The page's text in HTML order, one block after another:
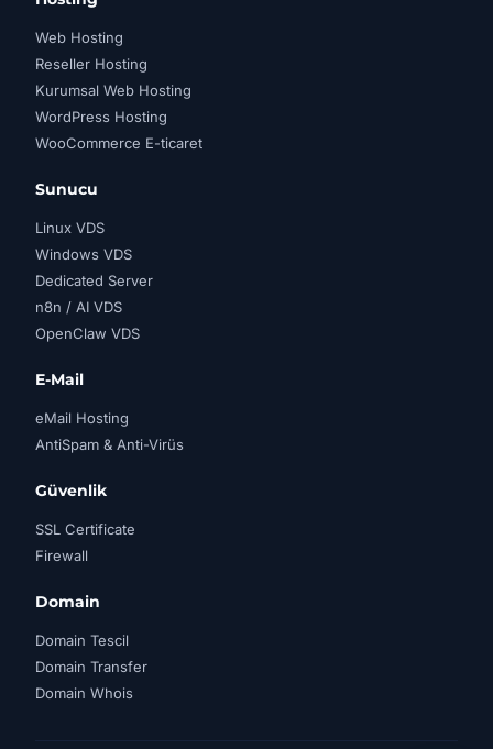
Web Hosting
Reseller Hosting
Kurumsal Web Hosting
WordPress Hosting
WooCommerce E-ticaret
Sunucu
Linux VDS
Windows VDS
Dedicated Server
n8n / AI VDS
OpenClaw VDS
E-Mail
eMail Hosting
AntiSpam & Anti-Virüs
Güvenlik
SSL Certificate
Firewall
Domain
Domain Tescil
Domain Transfer
Domain Whois